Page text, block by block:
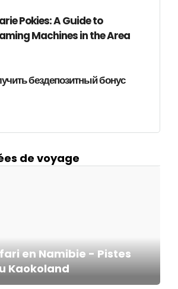
Pokies: A Guide to
Machines in the Area
бездепозитный бонус
de voyage
en Namibie - Pistes
Kaokoland